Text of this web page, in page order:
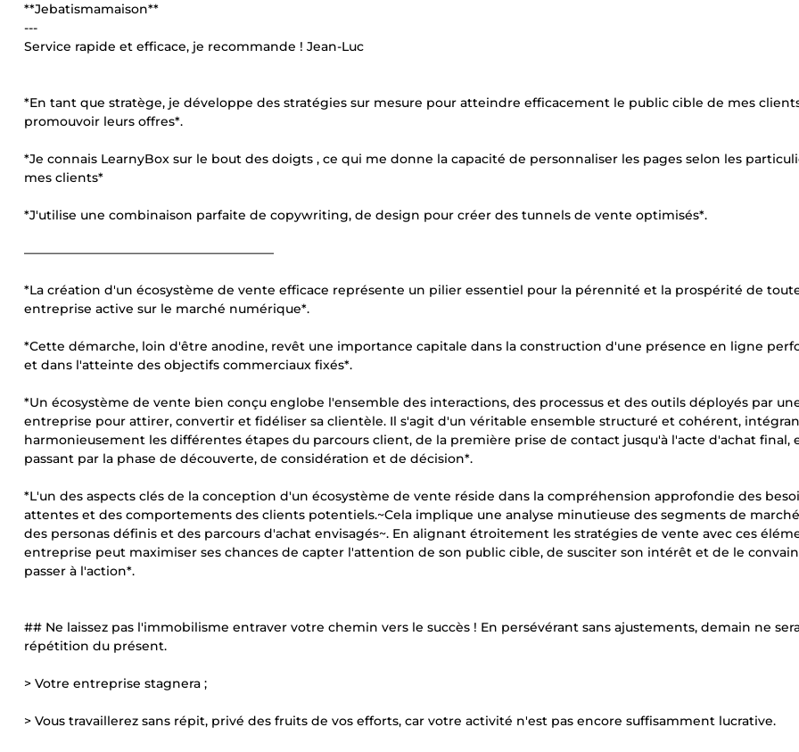
**Jebatismamaison**
---
Service rapide et efficace, je recommande ! Jean-Luc
*En tant que stratège, je développe des stratégies sur mesure pour atteindre efficacement le public cible de mes
promouvoir leurs offres*.
*Je connais LearnyBox sur le bout des doigts , ce qui me donne la capacité de personnaliser les pages selon les
mes clients*
*J'utilise une combinaison parfaite de copywriting, de design pour créer des tunnels de vente optimisés*.
————————————————————
*La création d'un écosystème de vente efficace représente un pilier essentiel pour la pérennité et la prospérité de
entreprise active sur le marché numérique*.
*Cette démarche, loin d'être anodine, revêt une importance capitale dans la construction d'une présence en ligne
et dans l'atteinte des objectifs commerciaux fixés*.
*Un écosystème de vente bien conçu englobe l'ensemble des interactions, des processus et des outils déployés par
entreprise pour attirer, convertir et fidéliser sa clientèle. Il s'agit d'un véritable ensemble structuré et cohérent,
harmonieusement les différentes étapes du parcours client, de la première prise de contact jusqu'à l'acte d'achat final,
passant par la phase de découverte, de considération et de décision*.
*L'un des aspects clés de la conception d'un écosystème de vente réside dans la compréhension approfondie des
attentes et des comportements des clients potentiels.~Cela implique une analyse minutieuse des segments de
des personas définis et des parcours d'achat envisagés~. En alignant étroitement les stratégies de vente avec ces
entreprise peut maximiser ses chances de capter l'attention de son public cible, de susciter son intérêt et de le
passer à l'action*.
## Ne laissez pas l'immobilisme entraver votre chemin vers le succès ! En persévérant sans ajustements, demain ne
répétition du présent.
> Votre entreprise stagnera ;
> Vous travaillerez sans répit, privé des fruits de vos efforts, car votre activité n'est pas encore suffisamment lucrative.